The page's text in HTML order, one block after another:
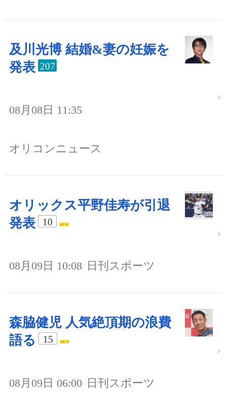
及川光博 結婚&妻の妊娠を
発表 207
08月08日 11:35
オリコンニュース
オリックス平野佳寿が引退
発表
10
08月09日 10:08 日刊スポーツ
森脇健児 人気絶頂期の浪費
語る
15
08月09日 06:00 日刊スポーツ